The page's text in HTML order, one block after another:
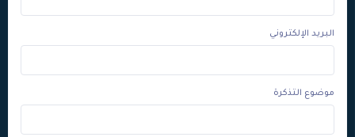
البريد الإلكتروني
موضوع التذكرة